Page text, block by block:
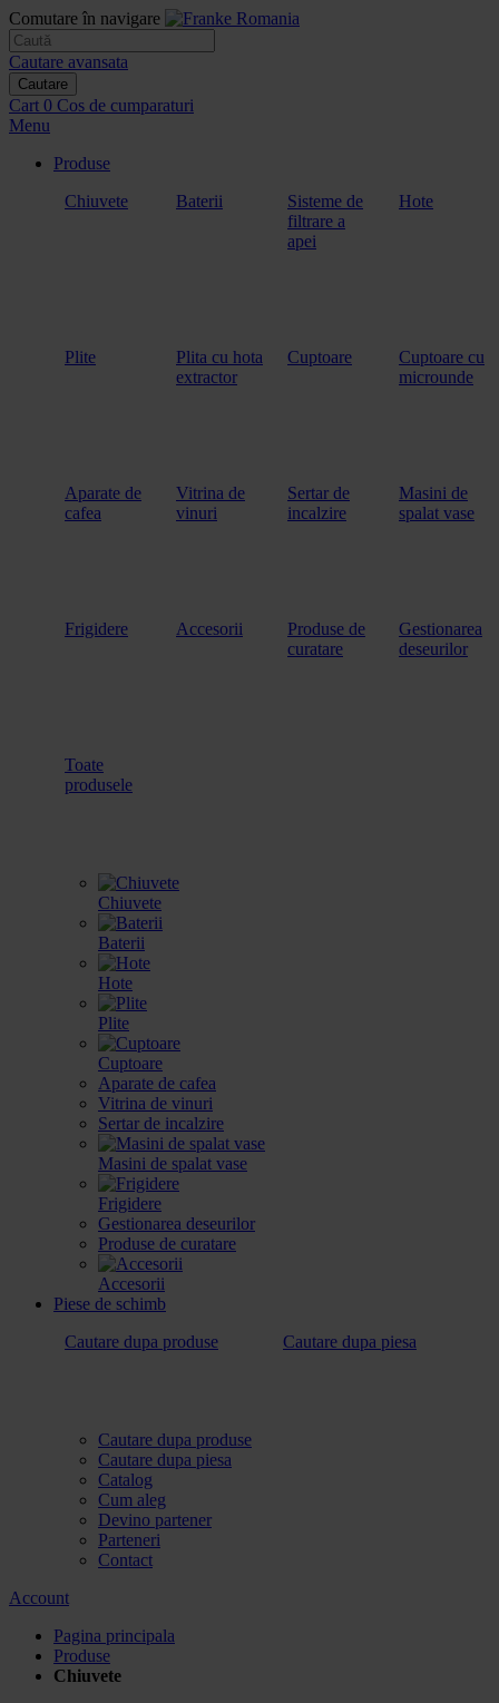
Comutare în navigare
Cautare avansata
Cautare
Cart 0 Cos de cumparaturi
Menu
Produse
Chiuvete
Baterii
Sisteme de
filtrare a
apei
Hote
Plite
Plita cu hota
extractor
Cuptoare
Cuptoare cu
microunde
Aparate de
cafea
Vitrina de
vinuri
Sertar de
incalzire
Masini de
spalat vase
Frigidere Accesorii
Produse de
curatare
Gestionarea
deseurilor
Toate
produsele
Chiuvete
Baterii
Hote
Plite
Cuptoare
Aparate de cafea
Vitrina de vinuri
Sertar de incalzire
Masini de spalat vase
Frigidere
Gestionarea deseurilor
Produse de curatare
Accesorii
Piese de schimb
Cautare dupa produse
Cautare dupa piesa
Cautare dupa produse
Cautare dupa piesa
Catalog
Cum aleg
Devino partener
Parteneri
Contact
Account
Pagina principala
Produse
Chiuvete